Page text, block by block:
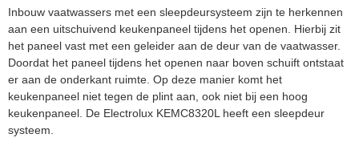
Inbouw vaatwassers met een sleepdeursysteem zijn te herkennen
aan een uitschuivend keukenpaneel tijdens het openen. Hierbij zit
het paneel vast met een geleider aan de deur van de vaatwasser.
Doordat het paneel tijdens het openen naar boven schuift ontstaat
er aan de onderkant ruimte. Op deze manier komt het
keukenpaneel niet tegen de plint aan, ook niet bij een hoog
keukenpaneel. De Electrolux KEMC8320L heeft een sleepdeur
systeem.